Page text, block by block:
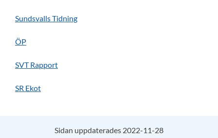
Sundsvalls Tidning
ÖP
SVT Rapport
SR Ekot
Sidan uppdaterades 2022-11-28